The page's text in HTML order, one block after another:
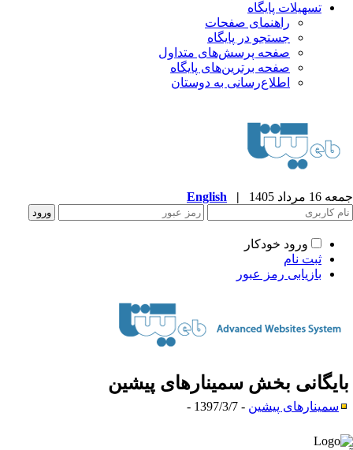
تسهیلات پایگاه
راهنمای صفحات
جستجو در پایگاه
صفحه پرسش‌های متداول
صفحه برترین‌های پایگاه
اطلاع‌رسانی به دوستان
مرداد 1405 |
English
ورود خودکار
ثبت نام
بازیابی رمز عبور
بخشسمینارهای پیشین
سمینارهای پیشین- 1397/3/7 -